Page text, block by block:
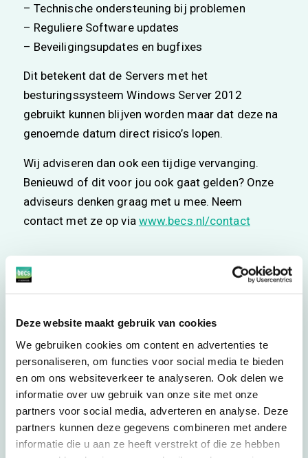
Deze website maakt gebruik van cookies
We gebruiken cookies om content en advertenties te
personaliseren, om functies voor social media te bieden
en om ons websiteverkeer te analyseren. Ook delen we
informatie over uw gebruik van onze site met onze
partners voor social media, adverteren en analyse. Deze
partners kunnen deze gegevens combineren met andere
informatie die u aan ze heeft verstrekt of die ze hebben
– Technische ondersteuning bij problemen
– Reguliere Software updates
– Beveiligingsupdates en bugfixes
Dit betekent dat de Servers met het
besturingssysteem Windows Server 2012
gebruikt kunnen blijven worden maar dat deze na
genoemde datum direct risico’s lopen.
Wij adviseren dan ook een tijdige vervanging.
Benieuwd of dit voor jou ook gaat gelden? Onze
adviseurs denken graag met u mee. Neem
contact met ze op via www.becs.nl/contact